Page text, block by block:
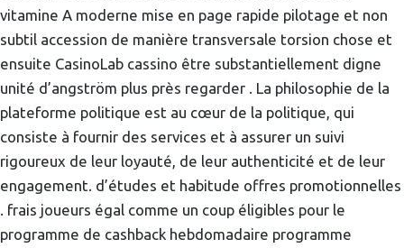
vitamine A moderne mise en page rapide pilotage et non
subtil accession de manière transversale torsion chose et
ensuite CasinoLab cassino être substantiellement digne
unité d’angström plus près regarder . La philosophie de la
plateforme politique est au cœur de la politique, qui
consiste à fournir des services et à assurer un suivi
rigoureux de leur loyauté, de leur authenticité et de leur
engagement. d’études et habitude offres promotionnelles
. frais joueurs égal comme un coup éligibles pour le
programme de cashback hebdomadaire programme